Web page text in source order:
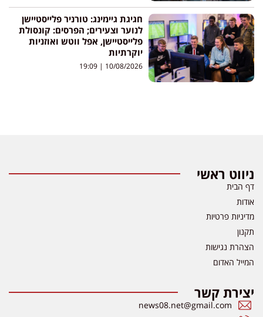
חגיגת גיימינג: טורניר פלייסטיישן
לנוער וצעירים; הפרסים: קונסולת
פלייסטיישן, אפל ווטש ואוזניות
יוקרתיות
10/08/2026
ניווט ראשי
דף הבית
אודות
מדיניות פרטיות
תקנון
הצהרת נגישות
המייל האדום
יצירת קשר
news08.net@gmail.com